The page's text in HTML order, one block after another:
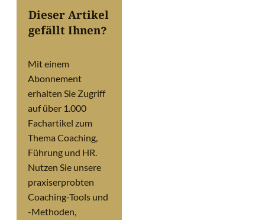
Dieser Artikel
gefällt Ihnen?
Mit einem
Abonnement
erhalten Sie Zugriff
auf über 1.000
Fachartikel zum
Thema Coaching,
Führung und HR.
Nutzen Sie unsere
praxiserprobten
Coaching-Tools und
-Methoden,